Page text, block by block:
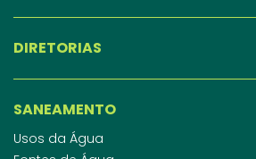
DIRETORIAS
SANEAMENTO
Usos da Água